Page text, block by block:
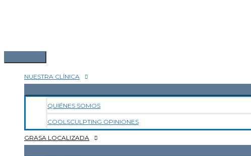
NUESTRA CLÍNICA
QUIÉNES SOMOS
COOLSCULPTING OPINIONES
GRASA LOCALIZADA